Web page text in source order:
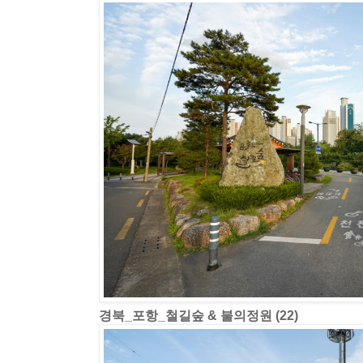
경북_포항_철길숲 & 불의정원 (22)